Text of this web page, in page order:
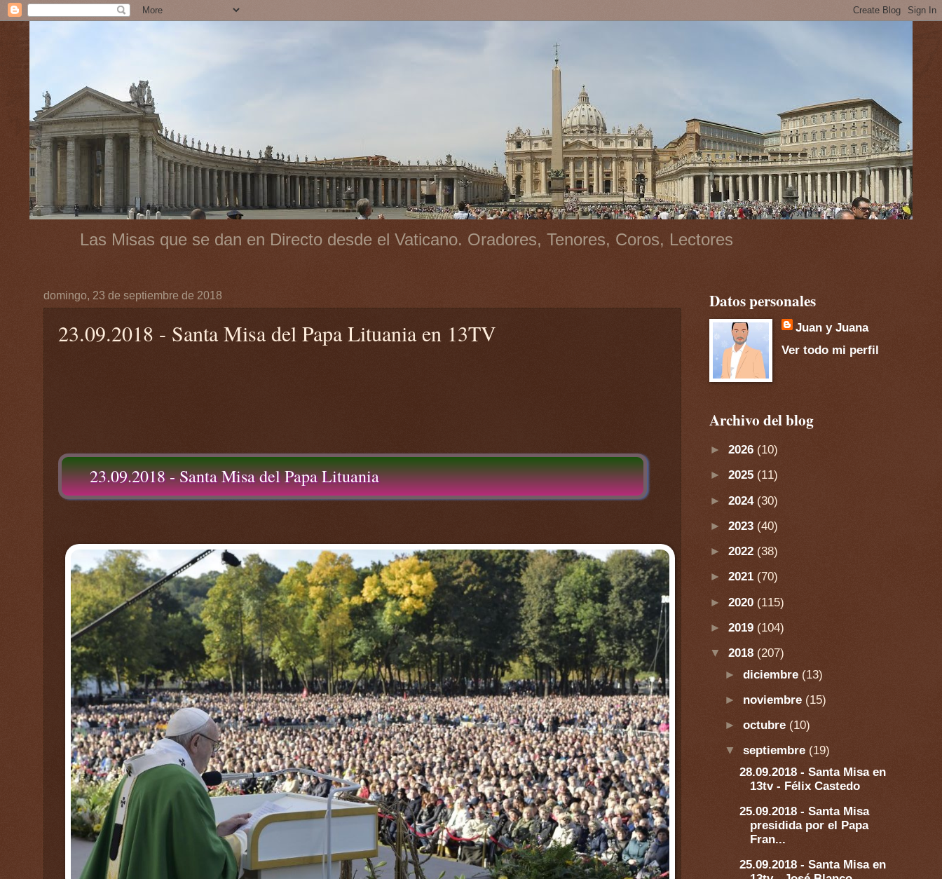
Las Misas que se dan en Directo desde el Vaticano. Oradores, Tenores, Coros, Lectores
domingo, 23 de septiembre de 2018
23.09.2018 - Santa Misa del Papa Lituania en 13TV
23.09.2018 - Santa Misa del Papa Lituania
Datos personales
Juan y Juana
Ver todo mi perfil
Archivo del blog
► 2026 (10)
► 2025 (11)
► 2024 (30)
► 2023 (40)
► 2022 (38)
► 2021 (70)
► 2020 (115)
► 2019 (104)
▼ 2018 (207)
► diciembre (13)
► noviembre (15)
► octubre (10)
▼ septiembre (19)
28.09.2018 - Santa Misa en
13tv - Félix Castedo
25.09.2018 - Santa Misa
presidida por el Papa
Fran...
25.09.2018 - Santa Misa en